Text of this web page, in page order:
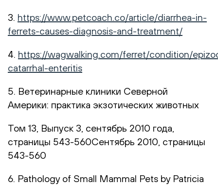
3. https://www.petcoach.co/article/diarrhea-in-
ferrets-causes-diagnosis-and-treatment/
4. https://wagwalking.com/ferret/condition/
catarrhal-enteritis
5. Ветеринарные клиники Северной
Америки: практика экзотических животных
Том 13, Выпуск 3, сентябрь 2010 года,
страницы 543-560Сентябрь 2010, страницы
543-560
6. Pathology of Small Mammal Pets by Patricia